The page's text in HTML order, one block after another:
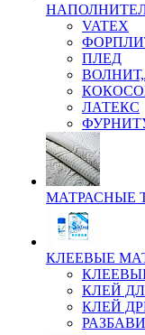
VATEX
ПЛЕД
ЛАТЕКС
МАТРАСНЫЕ
КЛЕЕВЫЕ
КЛЕЙ
КЛЕЙ